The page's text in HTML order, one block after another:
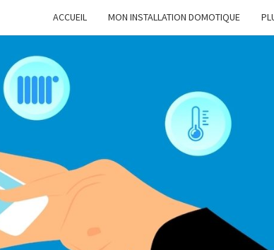
ACCUEIL MON INSTALLATION DOMOTIQUE
MA-